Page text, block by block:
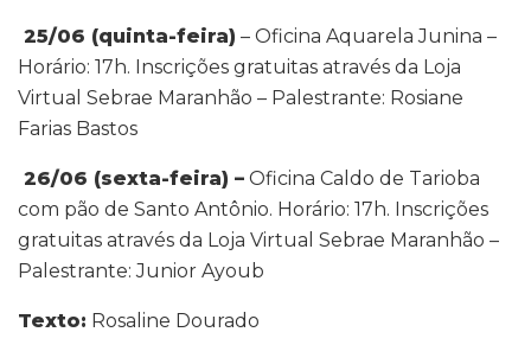
25/06 (quinta-feira) – Oficina Aquarela Junina –
Horário: 17h. Inscrições gratuitas através da Loja
Virtual Sebrae Maranhão – Palestrante: Rosiane
Farias Bastos
26/06 (sexta-feira) – Oficina Caldo de Tarioba
com pão de Santo Antônio. Horário: 17h. Inscrições
gratuitas através da Loja Virtual Sebrae Maranhão –
Palestrante: Junior Ayoub
Texto: Rosaline Dourado